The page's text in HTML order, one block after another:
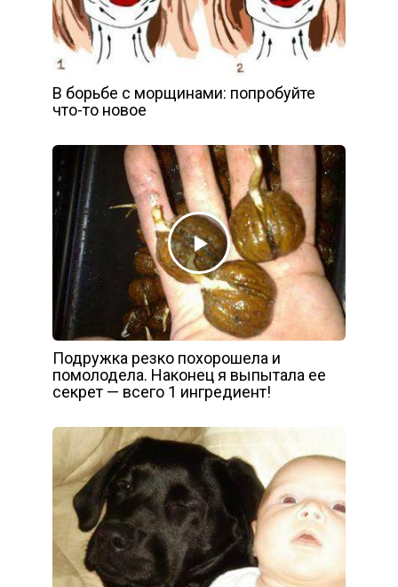
В борьбе с морщинами: попробуйте
что-то новое
Подружка резко похорошела и
помолодела. Наконец я выпытала ее
секрет — всего 1 ингредиент!